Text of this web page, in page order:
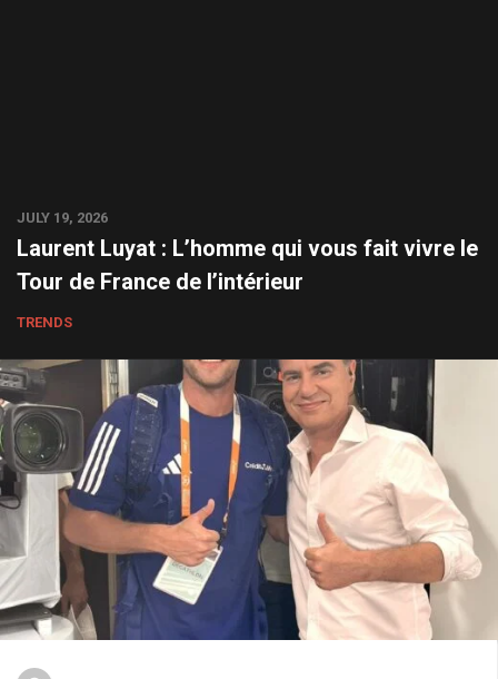
JULY 19, 2026
Laurent Luyat : L’homme qui vous fait vivre le
Tour de France de l’intérieur
TRENDS